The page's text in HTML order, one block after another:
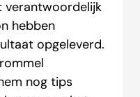
verantwoordelijk
hebben
opgeleverd.
nog tips